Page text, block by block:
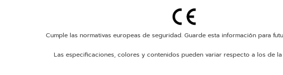
Cumple las normativas europeas de seguridad. Guarde esta información para
Las especificaciones, colores y contenidos pueden variar respecto a los de la